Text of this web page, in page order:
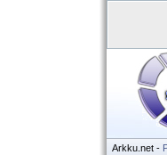
Arkku.net -